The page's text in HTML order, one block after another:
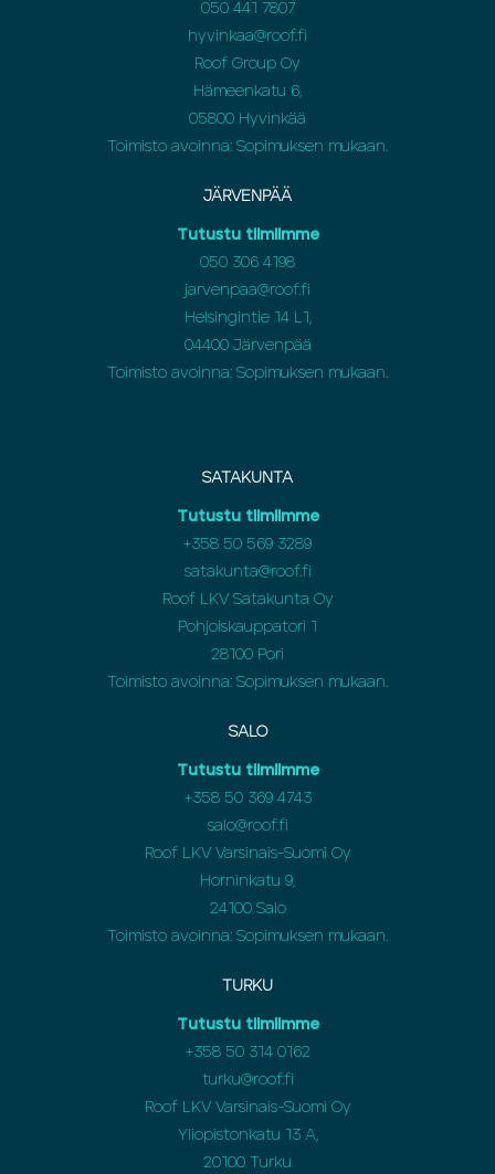
050 441 7807
hyvinkaa@roof.fi
Roof Group Oy
Hämeenkatu 6,
05800 Hyvinkää
Toimisto avoinna: Sopimuksen mukaan.
JÄRVENPÄÄ
Tutustu tiimiimme
050 306 4198
jarvenpaa@roof.fi
Helsingintie 14 L1,
04400 Järvenpää
Toimisto avoinna: Sopimuksen mukaan.
SATAKUNTA
Tutustu tiimiimme
+358 50 569 3289
satakunta@roof.fi
Roof LKV Satakunta Oy
Pohjoiskauppatori 1
28100 Pori
Toimisto avoinna: Sopimuksen mukaan.
SALO
Tutustu tiimiimme
+358 50 369 4743
salo@roof.fi
Roof LKV Varsinais-Suomi Oy
Horninkatu 9,
24100 Salo
Toimisto avoinna: Sopimuksen mukaan.
TURKU
Tutustu tiimiimme
+358 50 314 0162
turku@roof.fi
Roof LKV Varsinais-Suomi Oy
Yliopistonkatu 13 A,
20100 Turku